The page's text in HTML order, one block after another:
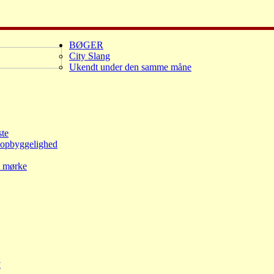
BØGER
City Slang
Ukendt under den samme måne
mørke